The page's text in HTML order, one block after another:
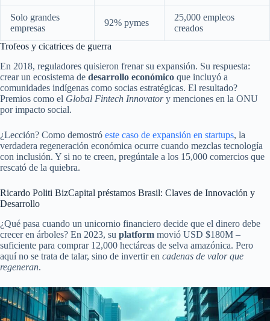
Solo grandes
empresas
92% pymes
25,000 empleos
creados
Trofeos y cicatrices de guerra
En 2018, reguladores quisieron frenar su expansión. Su respuesta:
crear un ecosistema de desarrollo económico que incluyó a
comunidades indígenas como socias estratégicas. El resultado?
Premios como el Global Fintech Innovatory menciones en la ONU
por impacto social.
¿Lección? Como demostró este caso de expansión en startups, la
verdadera regeneración económica ocurre cuando mezclas tecnología
con inclusión. Y si no te creen, pregúntale a los 15,000 comercios que
rescató de la quiebra.
Ricardo Politi BizCapital préstamos Brasil: Claves de Innovación y
Desarrollo
¿Qué pasa cuando un unicornio financiero decide que el dinero debe
crecer en árboles? En 2023, su platform movió USD $180M –
suficiente para comprar 12,000 hectáreas de selva amazónica. Pero
aquí no se trata de talar, sino de invertir en cadenas de valor que
regeneran.